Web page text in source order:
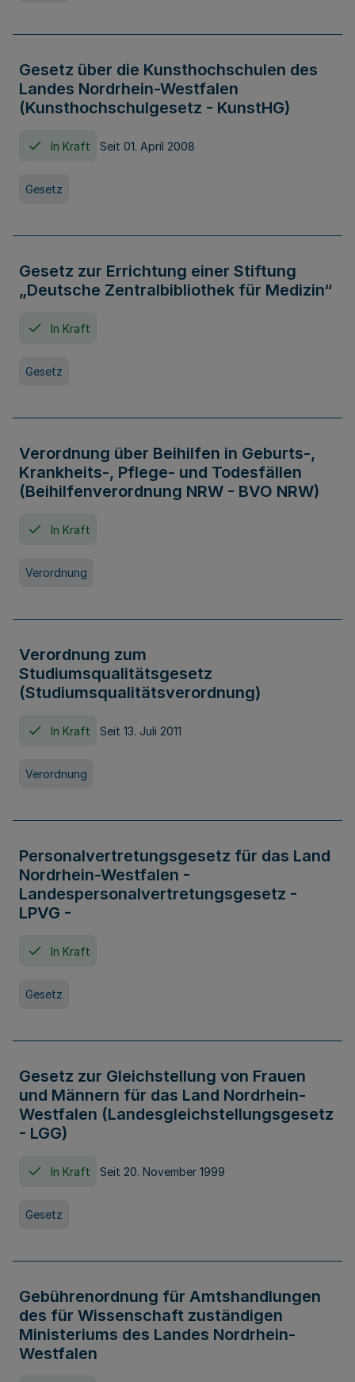
Gesetz über die Kunsthochschulen des
Landes Nordrhein-Westfalen
(Kunsthochschulgesetz - KunstHG)
In Kraft Seit 01. April 2008
Gesetz
Gesetz zur Errichtung einer Stiftung
„Deutsche Zentralbibliothek für Medizin“
In Kraft
Gesetz
Verordnung über Beihilfen in Geburts-,
Krankheits-, Pflege- und Todesfällen
(Beihilfenverordnung NRW - BVO NRW)
In Kraft
Verordnung
Verordnung zum
Studiumsqualitätsgesetz
(Studiumsqualitätsverordnung)
In Kraft Seit 13. Juli 2011
Verordnung
Personalvertretungsgesetz für das Land
Nordrhein-Westfalen -
Landespersonalvertretungsgesetz -
LPVG -
In Kraft
Gesetz
Gesetz zur Gleichstellung von Frauen
und Männern für das Land Nordrhein-
Westfalen (Landesgleichstellungsgesetz
- LGG)
In Kraft Seit 20. November 1999
Gesetz
Gebührenordnung für Amtshandlungen
des für Wissenschaft zuständigen
Ministeriums des Landes Nordrhein-
Westfalen